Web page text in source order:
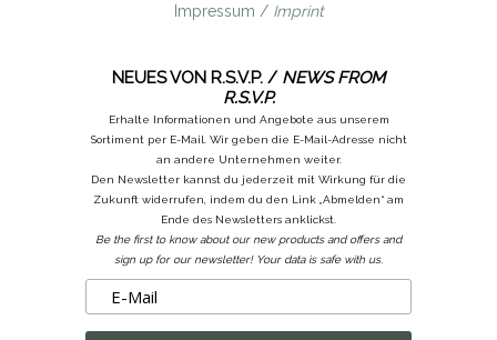
Impressum / Imprint
NEUES VON R.S.V.P. / NEWS FROM
R.S.V.P.
Erhalte Informationen und Angebote aus unserem
Sortiment per E-Mail. Wir geben die E-Mail-Adresse nicht
an andere Unternehmen weiter.
Den Newsletter kannst du jederzeit mit Wirkung für die
Zukunft widerrufen, indem du den Link „Abmelden“ am
Ende des Newsletters anklickst.
Be the first to know about our new products and offers and
sign up for our newsletter! Your data is safe with us.